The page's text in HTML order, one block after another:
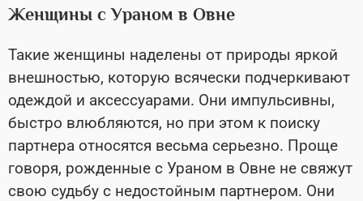
Женщины с Ураном в Овне
Такие женщины наделены от природы яркой
внешностью, которую всячески подчеркивают
одеждой и аксессуарами. Они импульсивны,
быстро влюбляются, но при этом к поиску
партнера относятся весьма серьезно. Проще
говоря, рожденные с Ураном в Овне не свяжут
свою судьбу с недостойным партнером. Они